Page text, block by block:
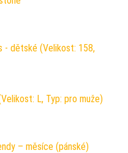
- dětské (Velikost: 158,
L, Typ: pro muže)
– měsíce (pánské)